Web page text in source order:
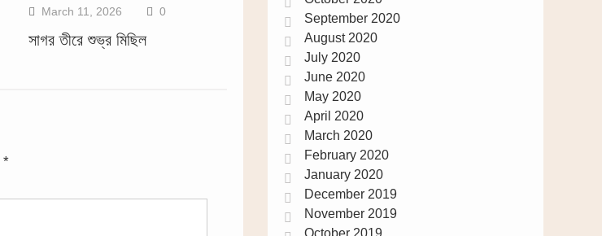
March 11, 2026 0
সাগর তীরে শুভ্র মিছিল
*
September 2020
August 2020
July 2020
June 2020
May 2020
April 2020
March 2020
February 2020
January 2020
December 2019
November 2019